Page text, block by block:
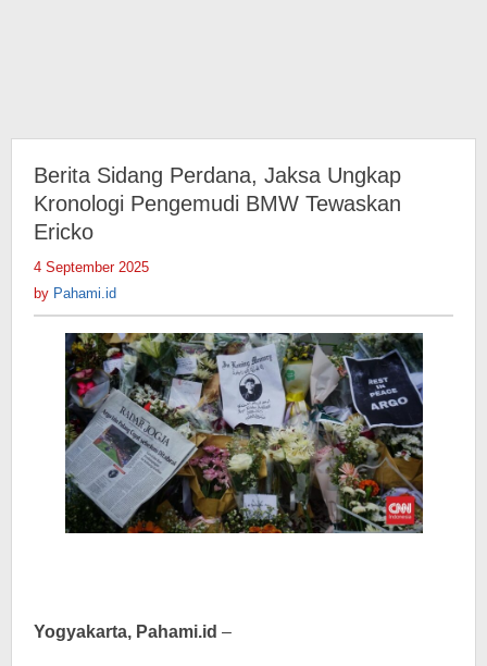
Berita Sidang Perdana, Jaksa Ungkap
Kronologi Pengemudi BMW Tewaskan
Ericko
4 September 2025
by Pahami.id
Yogyakarta, Pahami.id –